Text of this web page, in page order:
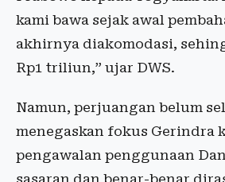
kami bawa sejak awal
akhirnya diakomodasi,
Rp1 triliun,” ujar DWS.
Namun, perjuangan belum
menegaskan fokus Gerindra
pengawalan penggunaan